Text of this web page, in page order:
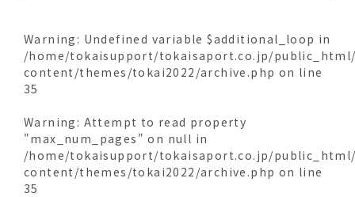
Warning : Undefined variable $additional_loop in
/home/tokaisupport/tokaisaport.co.jp/
content/themes/tokai2022/archive.php on line
35
Warning : Attempt to read property
"max_num_pages" on null in
/home/tokaisupport/tokaisaport.co.jp/
content/themes/tokai2022/archive.php on line
35